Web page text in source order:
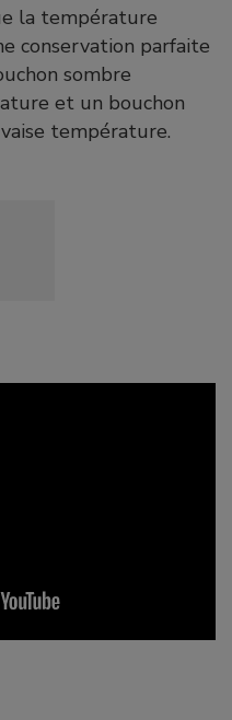
la température
conservation parfaite
sombre
et un bouchon
température.